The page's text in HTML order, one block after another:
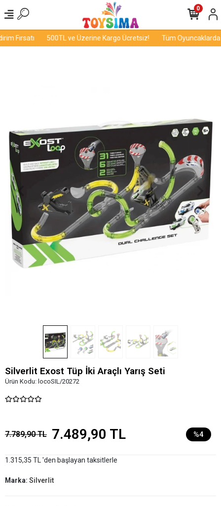
Fırsatı 500TL ve Üzerine Kargo Ücretsiz! Tüm Oyuncaklarda
0
Silverlit Exost Tüp İki Araçlı Yarış Seti
Ürün Kodu: locoSIL/20272
7.789,90 TL 7.489,90 TL %4
1.315,35 TL 'den başlayan taksitlerle
Marka: Silverlit